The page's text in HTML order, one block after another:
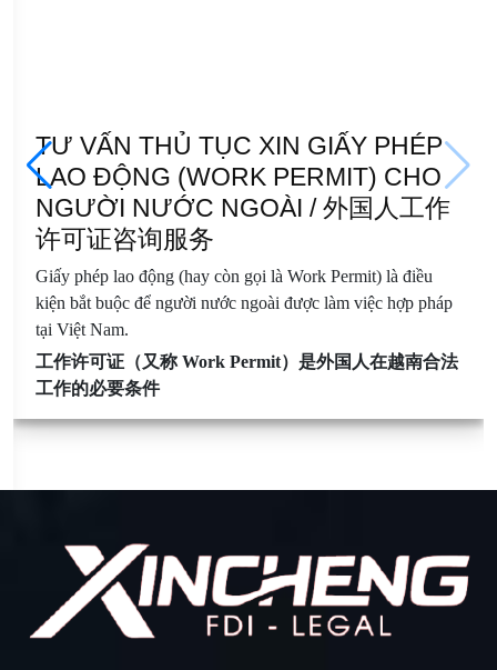
TƯ VẤN THỦ TỤC XIN GIẤY PHÉP
LAO ĐỘNG (WORK PERMIT) CHO
NGƯỜI NƯỚC NGOÀI / 外国人工作
许可证咨询服务
Giấy phép lao động (hay còn gọi là Work Permit) là điều
kiện bắt buộc để người nước ngoài được làm việc hợp pháp
tại Việt Nam.
工作许可证（又称 Work Permit）是外国人在越南合法
工作的必要条件